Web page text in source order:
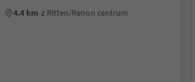
4.4 km z Ritten/Renon centrum